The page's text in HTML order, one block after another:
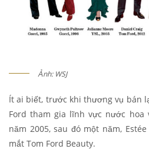
Ảnh: WSJ
Ít ai biết, trước khi thương vụ bán
Ford tham gia lĩnh vực nước hoa
năm 2005, sau đó một năm,
mắt Tom Ford Beauty.